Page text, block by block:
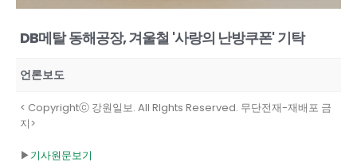
DB메탈 동해공장, 겨울철 '사랑의 난방쿠폰' 기탁
언론보도
< Copyrightⓒ 강원일보. All RIghts Reserved. 무단전재-재배포 금
지>
▶기사원문보기